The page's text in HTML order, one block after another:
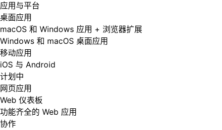
应用与平台
桌面应用
macOS 和 Windows 应用 + 浏览器扩展
Windows 和 macOS 桌面应用
移动应用
iOS 与 Android
计划中
网页应用
Web 仪表板
功能齐全的 Web 应用
协作